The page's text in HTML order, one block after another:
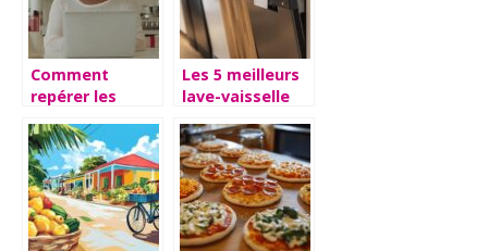
Comment
repérer les
offres beauté
en faisant ses
courses en ligne
?
Les 5 meilleurs
lave-vaisselle
optimisez votre
installation
pour des
performances
maximales